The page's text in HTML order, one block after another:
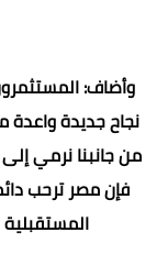
وأضاف:
نجاح جديدة
من جانبنا نرمي
فإن مصر ترحب
المستقبلية